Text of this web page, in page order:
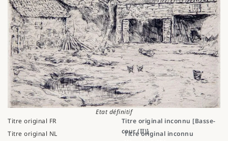
Etat définitif
Titre original FR
Titre original inconnu [Basse-
cour (II)]
Titre original NL
Titre original inconnu